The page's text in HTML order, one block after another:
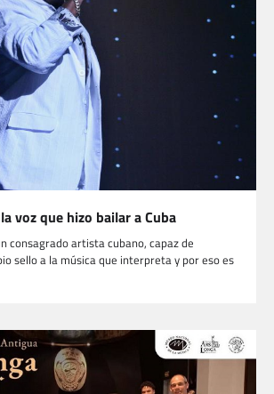
voz que hizo bailar a Cuba
consagrado artista cubano, capaz de
sello a la música que interpreta y por eso es